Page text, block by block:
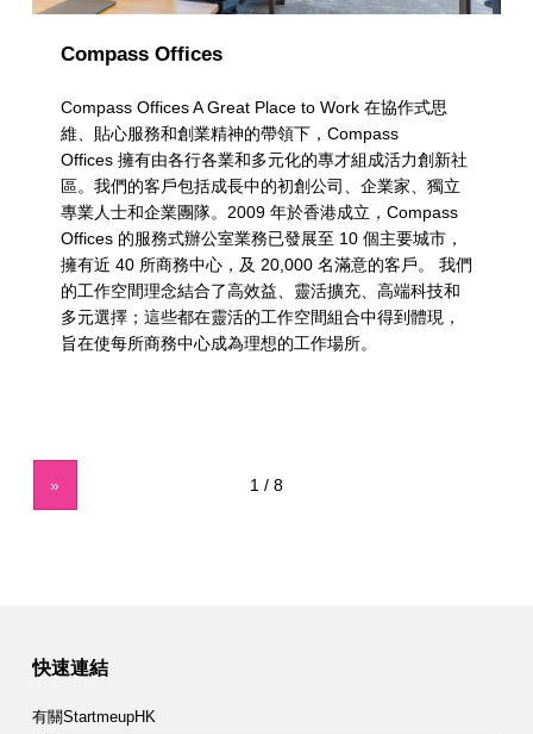
Compass Offices
Compass Offices A Great Place to Work 在協作式思
維、貼心服務和創業精神的帶領下，Compass
Offices 擁有由各行各業和多元化的專才組成活力創新社
區。我們的客戶包括成長中的初創公司、企業家、獨立
專業人士和企業團隊。2009 年於香港成立，Compass
Offices 的服務式辦公室業務已發展至 10 個主要城市，
擁有近 40 所商務中心，及 20,000 名滿意的客戶。 我們
的工作空間理念結合了高效益、靈活擴充、高端科技和
多元選擇；這些都在靈活的工作空間組合中得到體現，
旨在使每所商務中心成為理想的工作場所。
»
快速連結
有關StartmeupHK